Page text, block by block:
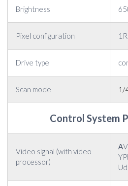
Brightness
Pixel configuration
Drive type
Scan mode 1/
Control System
Video signal (with video
processor)